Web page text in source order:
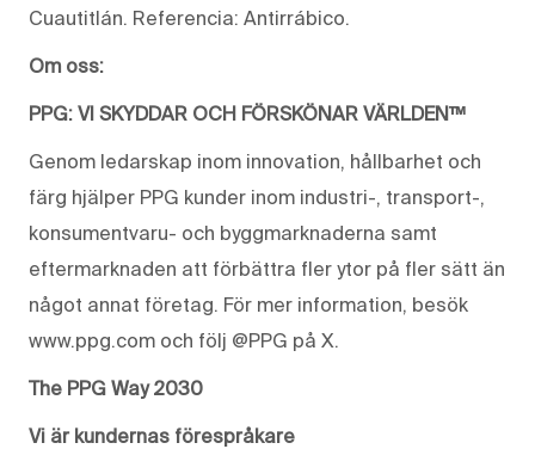
Cuautitlán. Referencia: Antirrábico.
Om oss:
PPG: VI SKYDDAR OCH FÖRSKÖNAR VÄRLDEN™
Genom ledarskap inom innovation, hållbarhet och
färg hjälper PPG kunder inom industri-, transport-,
konsumentvaru- och byggmarknaderna samt
eftermarknaden att förbättra fler ytor på fler sätt än
något annat företag. För mer information, besök
www.ppg.com och följ @PPG på X.
The PPG Way 2030
Vi är kundernas förespråkare